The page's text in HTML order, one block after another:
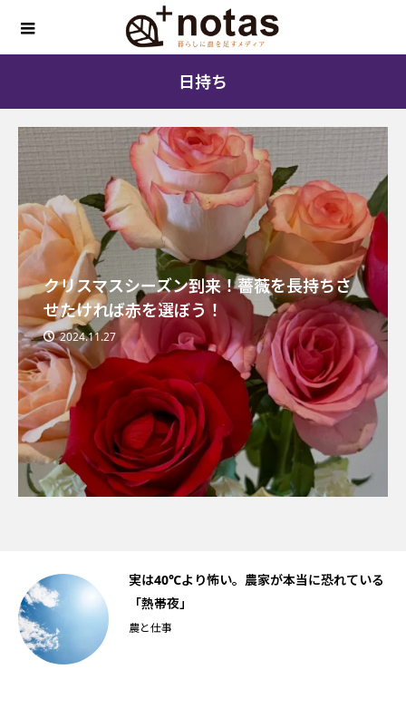
日持ち
クリスマスシーズン到来！薔薇を長持ちさ
せたければ赤を選ぼう！
2024.11.27
実は40℃より怖い。農家が本当に恐れている
「熱帯夜」
農と仕事